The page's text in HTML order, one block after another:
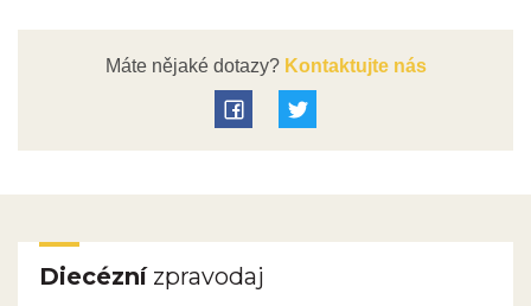
Máte nějaké dotazy?Kontaktujte nás
Diecéznízpravodaj